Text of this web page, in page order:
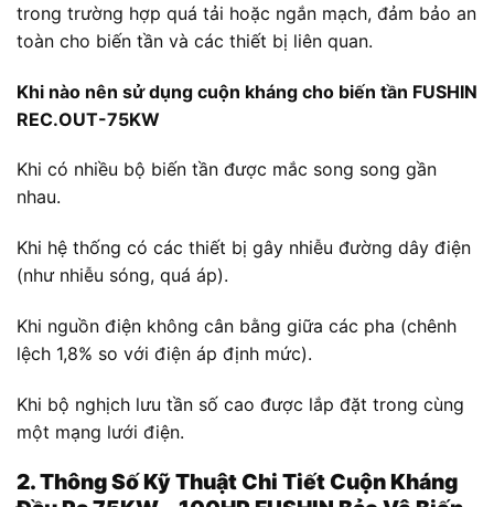
trong trường hợp quá tải hoặc ngắn mạch, đảm bảo an
toàn cho biến tần và các thiết bị liên quan.
Khi nào nên sử dụng cuộn kháng cho biến tần FUSHIN
REC.OUT-75KW
Khi có nhiều bộ biến tần được mắc song song gần
nhau.
Khi hệ thống có các thiết bị gây nhiễu đường dây điện
(như nhiễu sóng, quá áp).
Khi nguồn điện không cân bằng giữa các pha (chênh
lệch 1,8% so với điện áp định mức).
Khi bộ nghịch lưu tần số cao được lắp đặt trong cùng
một mạng lưới điện.
2. Thông Số Kỹ Thuật Chi TiếtCuộn Kháng